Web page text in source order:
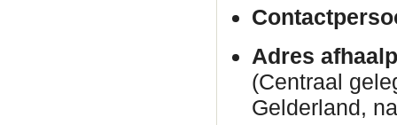
Adres
(Centraal
Gelderland,